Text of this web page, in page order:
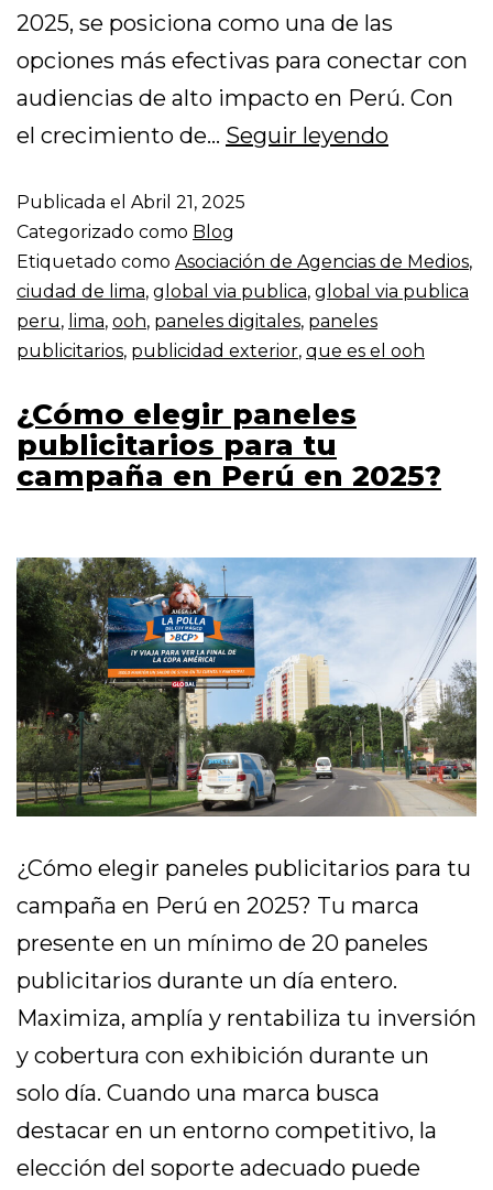
2025, se posiciona como una de las
opciones más efectivas para conectar con
audiencias de alto impacto en Perú. Con
el crecimiento de… Seguir leyendo
Publicada el Abril 21, 2025
Categorizado como Blog
Etiquetado como Asociación de Agencias de Medios,
ciudad de lima, global via publica, global via publica
peru, lima, ooh, paneles digitales, paneles
publicitarios, publicidad exterior, que es el ooh
¿Cómo elegir paneles
publicitarios para tu
campaña en Perú en 2025?
¿Cómo elegir paneles publicitarios para tu
campaña en Perú en 2025? Tu marca
presente en un mínimo de 20 paneles
publicitarios durante un día entero.
Maximiza, amplía y rentabiliza tu inversión
y cobertura con exhibición durante un
solo día. Cuando una marca busca
destacar en un entorno competitivo, la
elección del soporte adecuado puede